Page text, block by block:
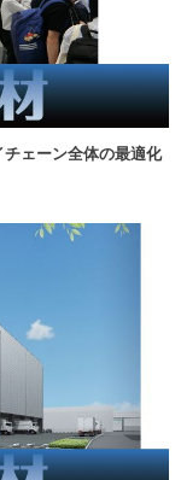
チェーン全体の最適化